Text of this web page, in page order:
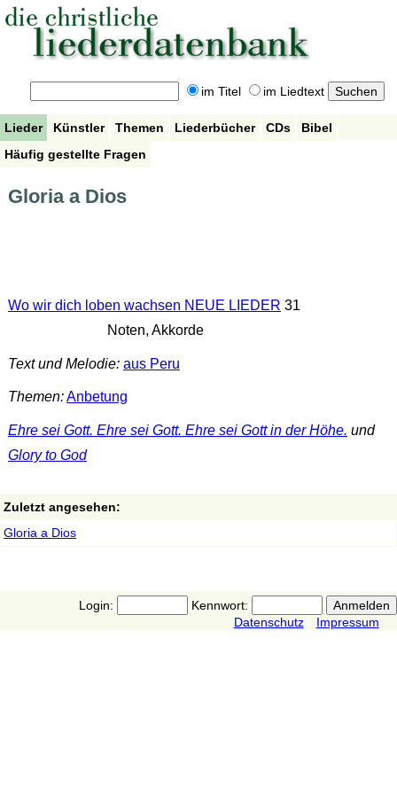
im Titel im Liedtext
Lieder Künstler Themen Liederbücher CDs
Bibel
Häufig gestellte Fragen
Gloria a Dios
Wo wir dich loben wachsen NEUE LIEDER 31
Noten, Akkorde
Text und Melodie: aus Peru
Themen:Anbetung
Ehre sei Gott. Ehre sei Gott. Ehre sei Gott in der Höhe. und
Glory to God
Zuletzt angesehen:
Gloria a Dios
Login:
Kennwort:
Datenschutz
Impressum